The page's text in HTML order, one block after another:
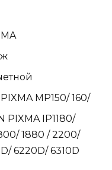
MP150/ 160/
PIXMA IP1180/
1880 / 2200/
6220D/ 6310D